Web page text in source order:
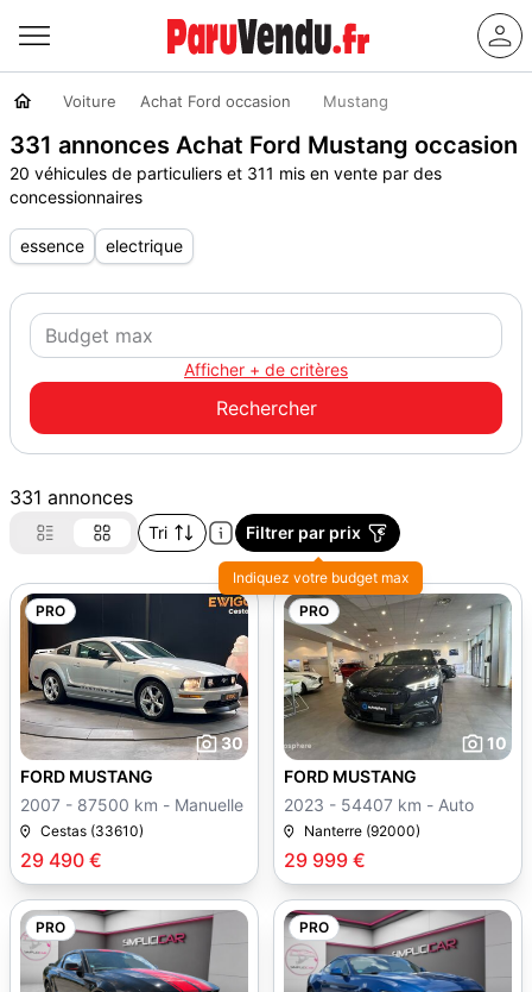
Voiture Achat Ford occasion Mustang
331 annonces Achat Ford Mustang occasion
20 véhicules de particuliers et 311 mis en vente par des
concessionnaires
essence electrique
Afficher + de critères
331 annonces
Tri Filtrer par prix
Indiquez votre budget max
PRO
30
29 490 €
FORD MUSTANG
2007 - 87500 km - Manuelle
Cestas (33610)
PRO
10
29 999 €
FORD MUSTANG
2023 - 54407 km - Auto
Nanterre (92000)
PRO PRO